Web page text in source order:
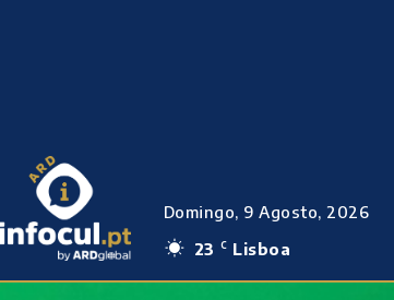
Domingo, 9 Agosto, 2026
23
C Lisboa